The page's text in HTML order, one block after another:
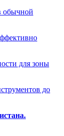
обычной
для зоны
до